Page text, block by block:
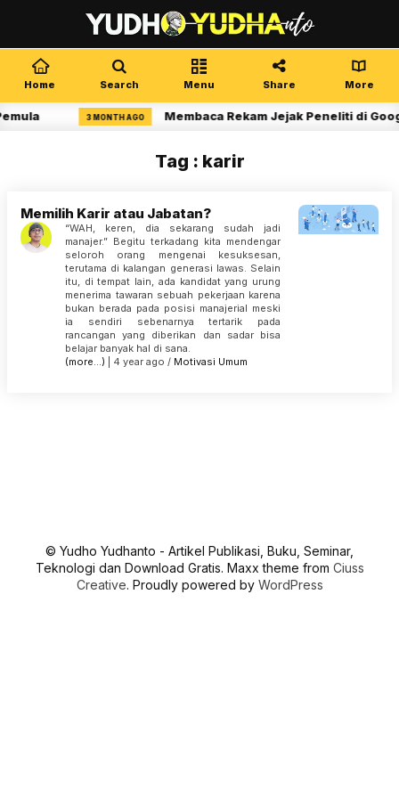
Home Search Menu Share More
3 MONTH AGO Membaca Rekam Jejak Peneliti di
Tag : karir
Memilih Karir atau Jabatan?
“WAH, keren, dia sekarang sudah jadi
manajer.” Begitu terkadang kita mendengar
seloroh orang mengenai kesuksesan,
terutama di kalangan generasi lawas. Selain
itu, di tempat lain, ada kandidat yang urung
menerima tawaran sebuah pekerjaan karena
bukan berada pada posisi manajerial meski
ia sendiri sebenarnya tertarik pada
rancangan yang diberikan dan sadar bisa
belajar banyak hal di sana.
(more…) | 4 year ago / Motivasi Umum
© Yudho Yudhanto - Artikel Publikasi, Buku, Seminar,
Teknologi dan Download Gratis. Maxx theme from Ciuss
Creative. Proudly powered by WordPress